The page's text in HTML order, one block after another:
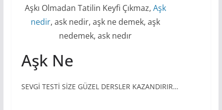
Aşkı Olmadan Tatilin Keyfi Çıkmaz,Aşk
nedir, ask nedir, aşk ne demek, aşk
nedemek, ask nedır
Aşk Ne
SEVGİ TESTİ SİZE GÜZEL DERSLER KAZANDIRIR…